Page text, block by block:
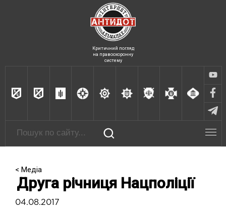
Критичний погляд
на правоохоронну
систему
< Медіа
Друга річниця Нацполіції
04.08.2017